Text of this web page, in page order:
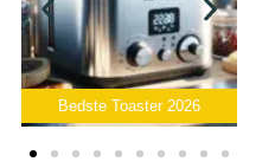
Bedste Toaster 2026